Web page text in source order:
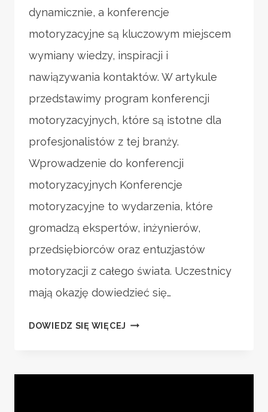
dynamicznie, a konferencje
motoryzacyjne są kluczowym miejscem
wymiany wiedzy, inspiracji i
nawiązywania kontaktów. W artykule
przedstawimy program konferencji
motoryzacyjnych, które są istotne dla
profesjonalistów z tej branży.
Wprowadzenie do konferencji
motoryzacyjnych Konferencje
motoryzacyjne to wydarzenia, które
gromadzą ekspertów, inżynierów,
przedsiębiorców oraz entuzjastów
motoryzacji z całego świata. Uczestnicy
mają okazję dowiedzieć się…
DOWIEDZ SIĘ WIĘCEJ PROGRAM